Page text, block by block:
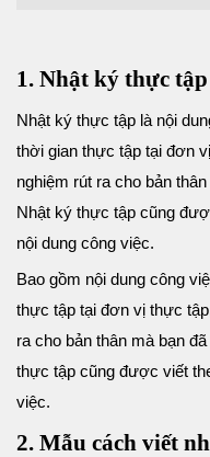
1. Nhật ký thực
Nhật ký thực tập là nội
thời gian thực tập tại đơn
nghiệm rút ra cho bản
Nhật ký thực tập cũng
nội dung công việc.
Bao gồm nội dung công
thực tập tại đơn vị thực
ra cho bản thân mà bạn
thực tập cũng được viết
việc.
2. Mẫu cách viết